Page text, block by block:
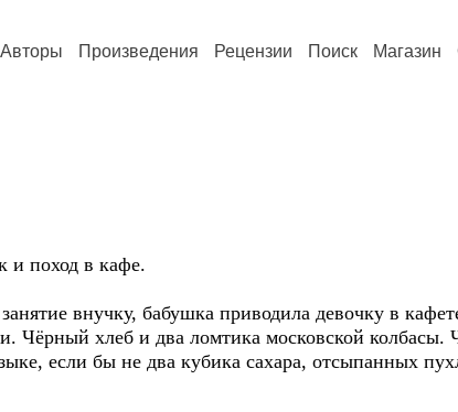
Авторы Произведения Рецензии Поиск Магазин
и поход в кафе.
внучку, бабушка приводила девочку в
Чёрный хлеб и два ломтика московской
если бы не два кубика сахара, отсыпанных